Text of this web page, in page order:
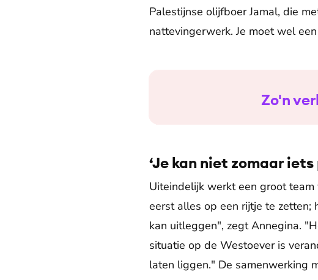
Palestijnse olijfboer Jamal, die
nattevingerwerk. Je moet wel
Zo'n
‘Je kan niet zomaar
Uiteindelijk werkt een groot
eerst alles op een rijtje te zetten;
kan uitleggen", zegt Annegina.
situatie op de Westoever is
laten liggen." De samenwerking